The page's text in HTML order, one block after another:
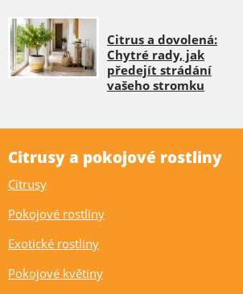
Citrus a dovolená:
Chytré rady, jak
předejít strádání
vašeho stromku
Citrusy a pokojové rostliny
Citrusy
Pokojové rostliny
Exotické rostliny
Pokojové květiny